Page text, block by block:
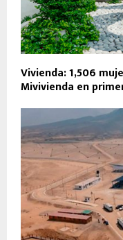
Vivienda: 1,506
Mivivienda en